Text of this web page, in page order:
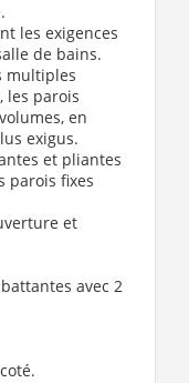
les exigences
de bains.
multiples
les parois
en
exigus.
et pliantes
parois fixes
et
avec 2